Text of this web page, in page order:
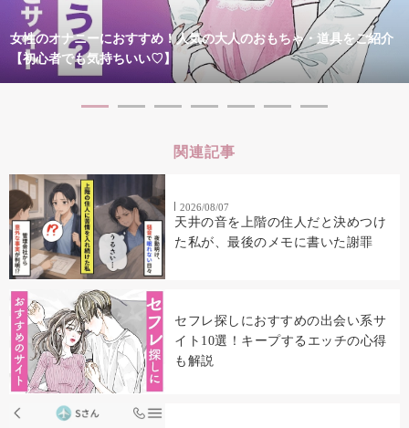
女性のオナニーにおすすめ！人気の大人のおもちゃ・道具をご紹介
【初心者でも気持ちいい♡】
関連記事
2026/08/07
天井の音を上階の住人だと決めつけ
た私が、最後のメモに書いた謝罪
セフレ探しにおすすめの出会い系サ
イト10選！キープするエッチの心得
も解説